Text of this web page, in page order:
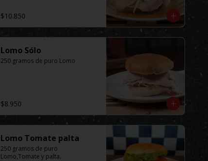
$10.850
Lomo Sólo
250 gramos de puro Lomo
$8.950
Lomo Tomate palta
250 gramos de puro
Lomo,Tomate y palta.